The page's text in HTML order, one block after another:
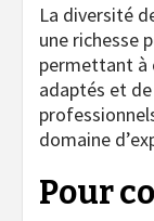
La diversité
une richesse
permettant à
adaptés et
domaine
Pour